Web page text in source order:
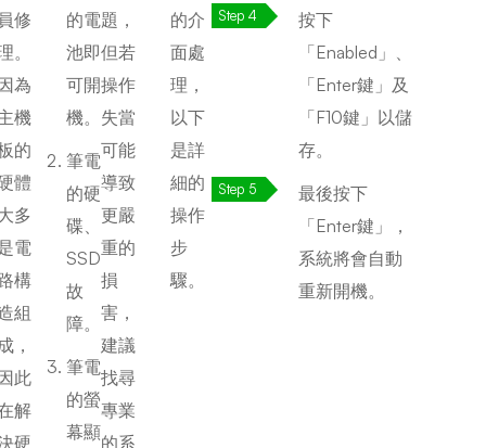
修
。
為
機
的
體
多
電
構
組
，
此
解
硬
的電
池即
可開
機。
筆電
的硬
碟、
SSD
故
障。
筆電
的螢
幕顯
題，
但若
操作
失當
可能
導致
更嚴
重的
損
害，
建議
找尋
專業
的系
的介
面處
理，
以下
是詳
細的
操作
步
驟。
按下
「Enabled」、
「Enter鍵」及
「F10鍵」以儲
存。
最後按下
「Enter鍵」，
系統將會自動
重新開機。